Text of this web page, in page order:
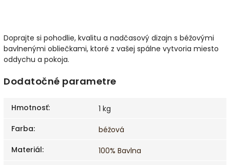
Doprajte si pohodlie, kvalitu a nadčasový dizajn s béžovými
bavlnenými obliečkami, ktoré z vašej spálne vytvoria miesto
oddychu a pokoja.
Dodatočné parametre
Hmotnosť:
1 kg
Farba:
béžová
Materiál:
100% Bavlna